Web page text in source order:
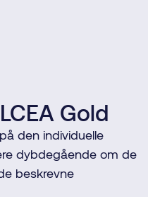
Gold
den individuelle
dybdegående om de
beskrevne